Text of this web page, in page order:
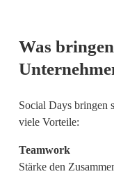
Was
Social Days bringen
viele Vorteile:
Teamwork
Stärke den